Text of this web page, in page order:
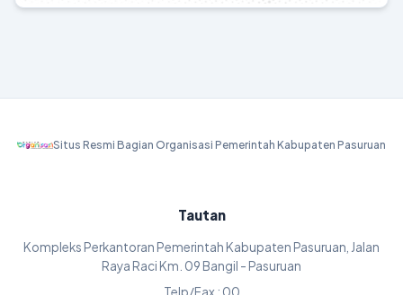
Situs Resmi Bagian Organisasi Pemerintah Kabupaten Pasuruan
Tautan
Kompleks Perkantoran Pemerintah Kabupaten Pasuruan, Jalan
Raya Raci Km. 09 Bangil - Pasuruan
Telp/Fax : 00